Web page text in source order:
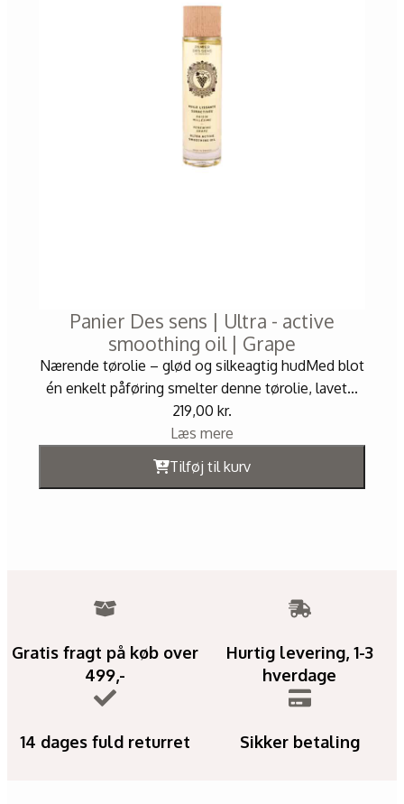
Panier Des sens | Ultra - active
smoothing oil | Grape
Nærende tørolie – glød og silkeagtig hudMed blot
én enkelt påføring smelter denne tørolie, lavet...
219,00 kr.
Læs mere
Tilføj til kurv
Gratis fragt på køb over
499,-
Hurtig levering, 1-3
hverdage
14 dages fuld returret Sikker betaling